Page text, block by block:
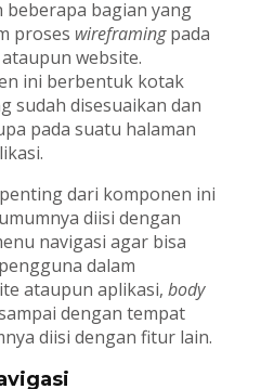
bagian yang
proses wireframingpada
website.
ini berbentuk kotak
sudah disesuaikan dan
pada suatu halaman
dari komponen ini
diisi dengan
navigasi agar bisa
dalam
ataupun aplikasi, body
dengan tempat
diisi dengan fitur lain.